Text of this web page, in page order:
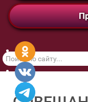
Поиск
по
сайту